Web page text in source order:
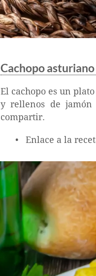
Cachopo
El cachopo es un
y rellenos de
compartir.
Enlace a la